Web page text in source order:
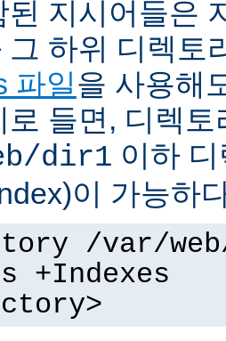
된 지시어들은
그 하위 디렉토
파일을 사용해
로 들면, 디렉
dir1 이하
이 가능하
/var/
+Indexes